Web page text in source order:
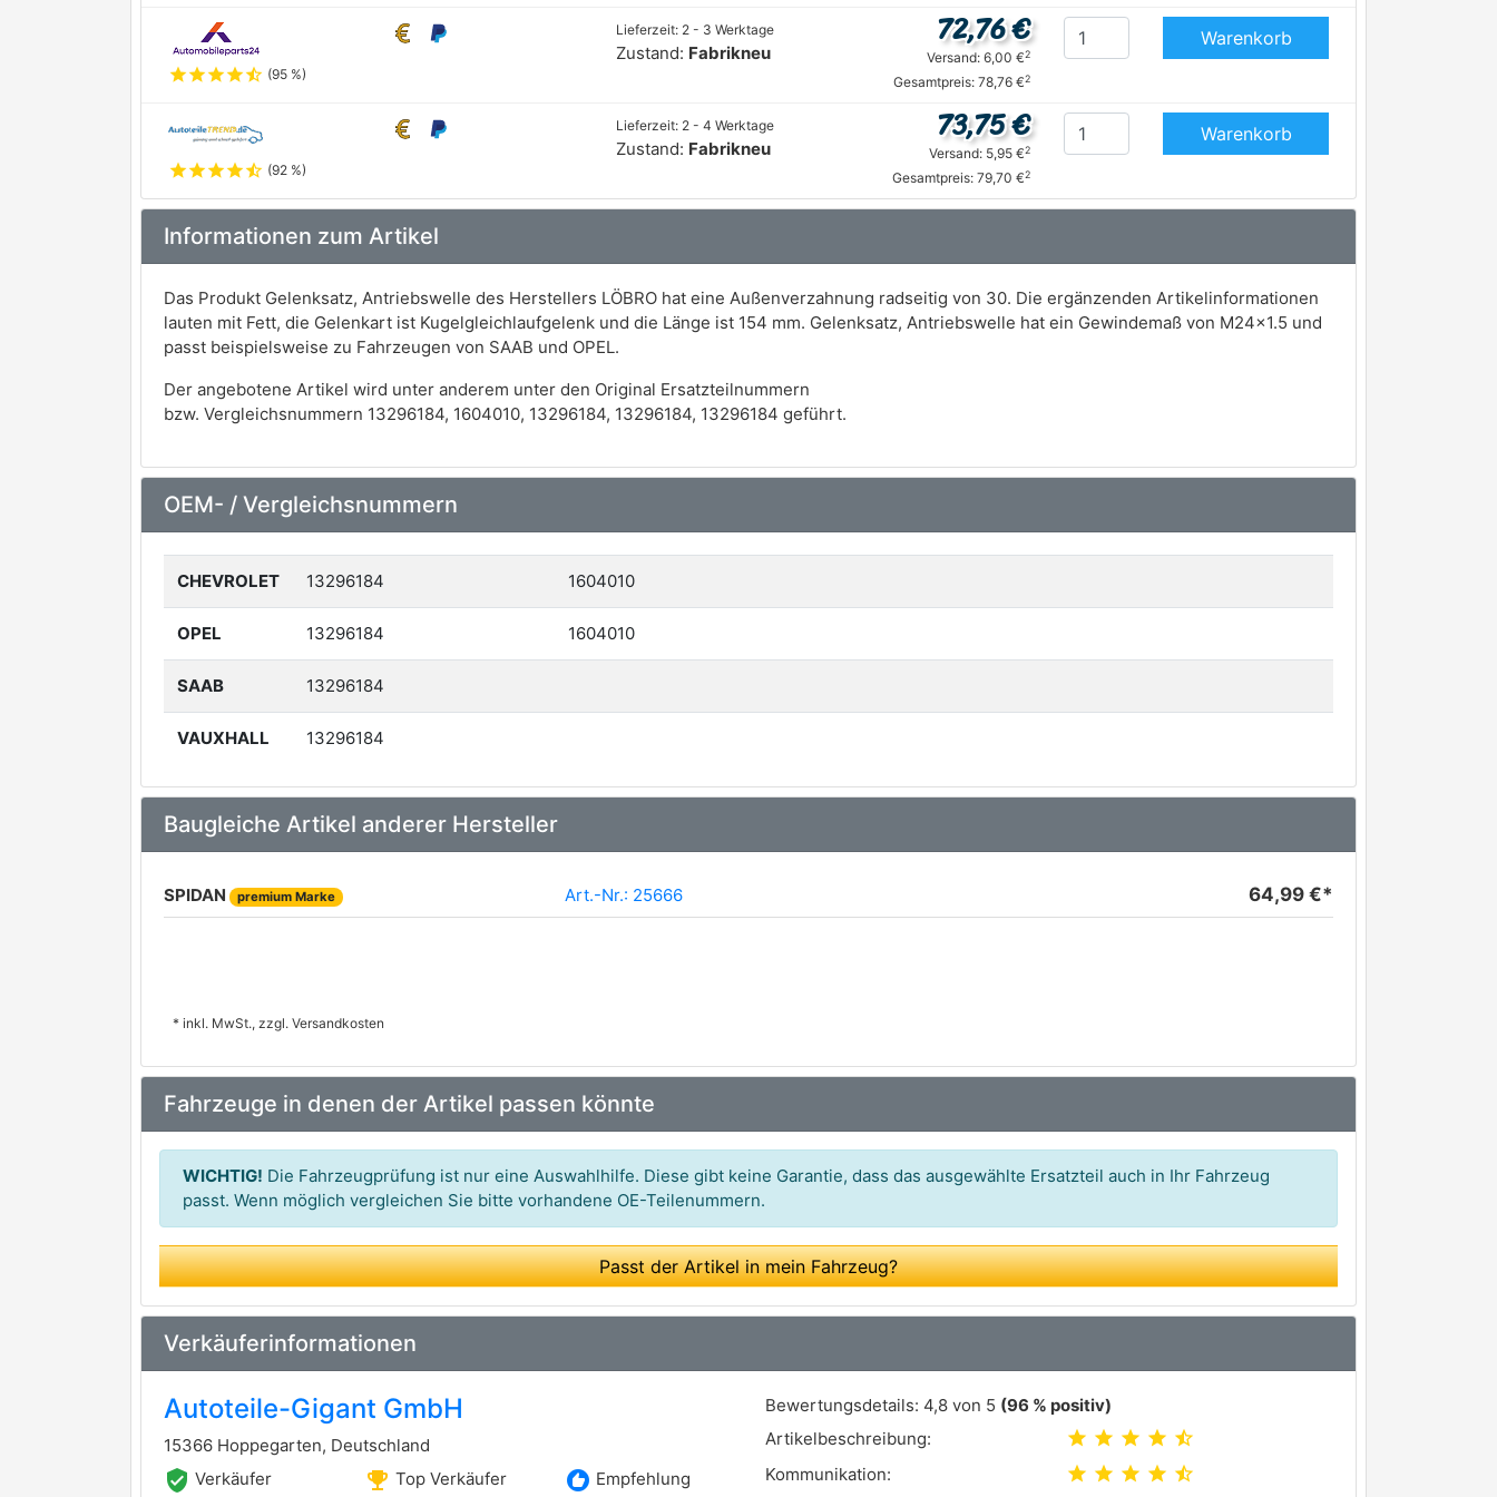
starstarstarstarstar_half (95 %)
Lieferzeit: 2 - 3 Werktage
Zustand: Fabrikneu
72,76 €
Versand: 6,00 €2
Gesamtpreis: 78,76 €2
Warenkorb
starstarstarstarstar_half (92 %)
Lieferzeit: 2 - 4 Werktage
Zustand: Fabrikneu
73,75 €
Versand: 5,95 €2
Gesamtpreis: 79,70 €2
Warenkorb
Informationen zum Artikel
Das Produkt Gelenksatz, Antriebswelle des Herstellers LÖBRO hat eine Außenverzahnung radseitig von 30. Die ergänzenden Artikelinformationen
lauten mit Fett, die Gelenkart ist Kugelgleichlaufgelenk und die Länge ist 154 mm. Gelenksatz, Antriebswelle hat ein Gewindemaß von M24x1.5 und
passt beispielsweise zu Fahrzeugen von SAAB und OPEL.
Der angebotene Artikel wird unter anderem unter den Original Ersatzteilnummern
bzw. Vergleichsnummern 13296184, 1604010, 13296184, 13296184, 13296184 geführt.
OEM- / Vergleichsnummern
CHEVROLET 13296184 1604010
OPEL 13296184 1604010
SAAB 13296184
VAUXHALL 13296184
Baugleiche Artikel anderer Hersteller
SPIDAN premium Marke Art.-Nr.: 25666 64,99 €*
* inkl. MwSt., zzgl. Versandkosten
Fahrzeuge in denen der Artikel passen könnte
WICHTIG! Die Fahrzeugprüfung ist nur eine Auswahlhilfe. Diese gibt keine Garantie, dass das ausgewählte Ersatzteil auch in Ihr Fahrzeug
passt. Wenn möglich vergleichen Sie bitte vorhandene OE-Teilenummern.
Passt der Artikel in mein Fahrzeug?
Verkäuferinformationen
Autoteile-Gigant GmbH
15366 Hoppegarten, Deutschland
verified_user Verkäufer
emoji_events Top Verkäufer recommend Empfehlung
Bewertungsdetails: 4,8 von 5 (96 % positiv)
Artikelbeschreibung:
star star star star star_half
Kommunikation: star star star star star_half